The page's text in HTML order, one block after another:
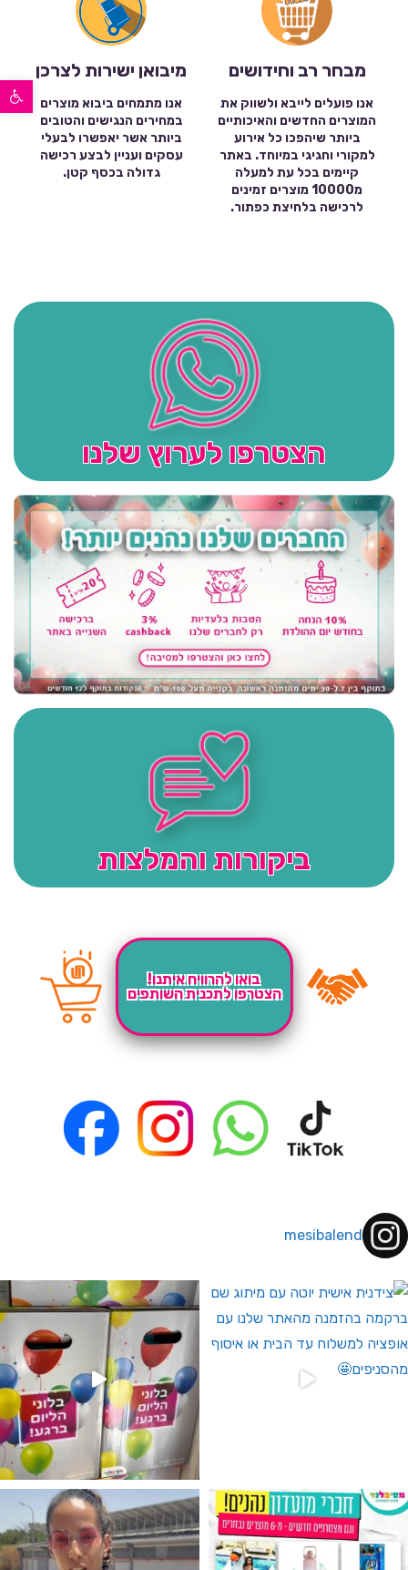
פתח סרגל נגישות
מבחר רב וחידושים
אנו פועלים לייבא ולשווק את
המוצרים החדשים והאיכותיים
ביותר שיהפכו כל אירוע
למקורי וחגיגי במיוחד. באתר
קיימים בכל עת למעלה
מ10000 מוצרים זמינים
לרכישה בלחיצת כפתור.
מיבואן ישירות לצרכן
אנו מתמחים ביבוא מוצרים
במחירים הנגישים והטובים
ביותר אשר יאפשרו לבעלי
עסקים ועניין לבצע רכישה
גדולה בכסף קטן.
הצטרפו לערוץ שלנו
ביקורות והמלצות
בואו להרוויח איתנו!
הצטרפו לתכנית השותפים
mesibalend
לחברי מועדון ומצטרפים חדשים🤍
מין העובר רק במסיבלנד !! קיים